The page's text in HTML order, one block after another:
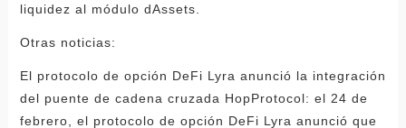
liquidez al módulo dAssets.
Otras noticias:
El protocolo de opción DeFi Lyra anunció la integración
del puente de cadena cruzada HopProtocol: el 24 de
febrero, el protocolo de opción DeFi Lyra anunció que